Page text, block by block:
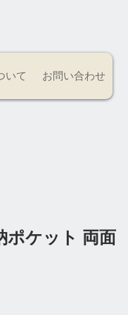
いて お問い合わせ
ポケット 両面